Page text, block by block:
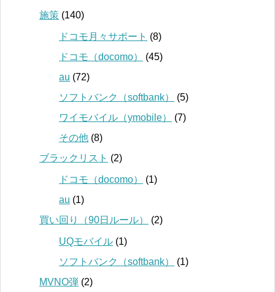
施策 (140)
ドコモ月々サポート (8)
ドコモ（docomo）
(45)
au (72)
ソフトバンク（softbank）
(5)
ワイモバイル（ymobile）
(7)
その他 (8)
ブラックリスト (2)
ドコモ（docomo）
(1)
au (1)
買い回り（90日ルール）
(2)
UQモバイル (1)
ソフトバンク（softbank）
(1)
MVNO弾 (2)